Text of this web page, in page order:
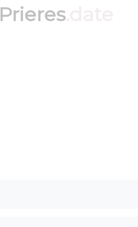
Prieres